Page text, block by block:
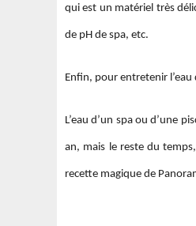
qui est un matériel très
de pH de spa, etc.
Enfin, pour entretenir l’eau
L’eau d’un spa ou d’une
an, mais le reste du
recette magique de